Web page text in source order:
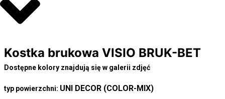
Kostka brukowa VISIO BRUK-BET
Dostępne kolory znajdują się w galerii zdjęć
typ powierzchni: UNI DECOR (COLOR-MIX)